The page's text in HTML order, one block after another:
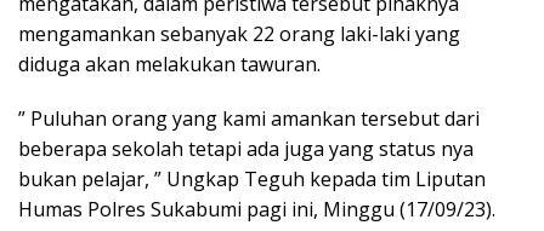
mengamankan sebanyak 22 orang laki-laki yang
diduga akan melakukan tawuran.
” Puluhan orang yang kami amankan tersebut dari
beberapa sekolah tetapi ada juga yang status nya
bukan pelajar, ” Ungkap Teguh kepada tim Liputan
Humas Polres Sukabumi pagi ini, Minggu (17/09/23).